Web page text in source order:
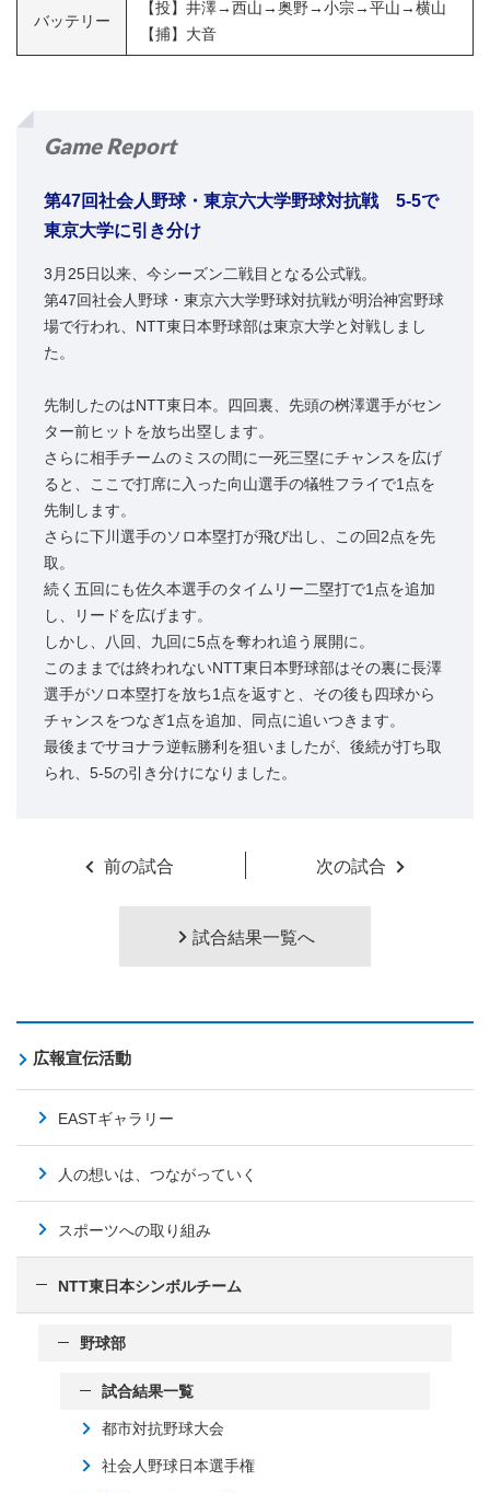
バッテリー
【投】井澤→西山→奥野→小宗→平山→横山
【捕】大音
Game Report
第47回社会人野球・東京六大学野球対抗戦 5-5で
東京大学に引き分け
3月25日以来、今シーズン二戦目となる公式戦。
第47回社会人野球・東京六大学野球対抗戦が明治神宮野球
場で行われ、NTT東日本野球部は東京大学と対戦しまし
た。
先制したのはNTT東日本。四回裏、先頭の桝澤選手がセン
ター前ヒットを放ち出塁します。
さらに相手チームのミスの間に一死三塁にチャンスを広げ
ると、ここで打席に入った向山選手の犠牲フライで1点を
先制します。
さらに下川選手のソロ本塁打が飛び出し、この回2点を先
取。
続く五回にも佐久本選手のタイムリー二塁打で1点を追加
し、リードを広げます。
しかし、八回、九回に5点を奪われ追う展開に。
このままでは終われないNTT東日本野球部はその裏に長澤
選手がソロ本塁打を放ち1点を返すと、その後も四球から
チャンスをつなぎ1点を追加、同点に追いつきます。
最後までサヨナラ逆転勝利を狙いましたが、後続が打ち取
られ、5-5の引き分けになりました。
前の試合 次の試合
試合結果一覧へ
広報宣伝活動
EASTギャラリー
人の想いは、つながっていく
スポーツへの取り組み
NTT東日本シンボルチーム
野球部
試合結果一覧
都市対抗野球大会
社会人野球日本選手権